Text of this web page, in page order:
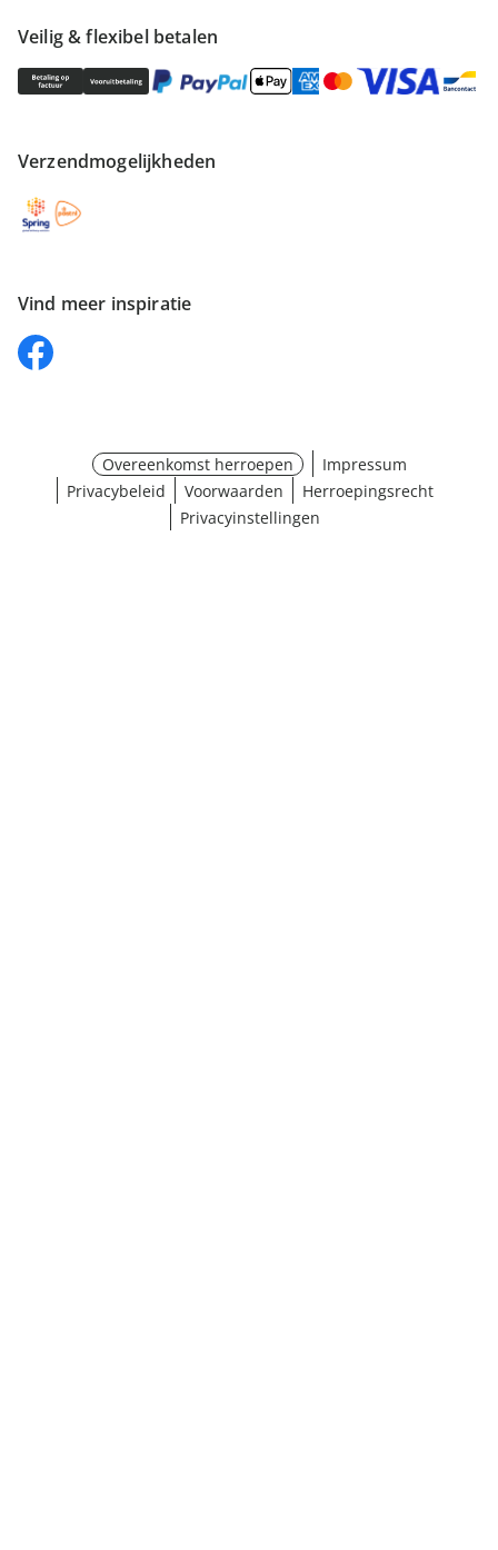
Veilig & flexibel betalen
Verzendmogelijkheden
Vind meer inspiratie
Overeenkomst herroepen
Impressum
Privacybeleid
Voorwaarden
Herroepingsrecht
Privacyinstellingen